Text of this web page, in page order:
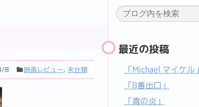
8 映画レビュー, 未分類
最近の投稿
「Michael マイケル」
「8番出口」
「青の炎」